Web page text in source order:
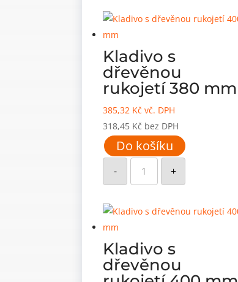
množství
Kladivo s
dřevěnou
rukojetí 380 mm
385,32 Kč vč. DPH
318,45 Kč bez DPH
Do košíku
-
Kladivo
dřevěnou
rukojetí
množství
+
Kladivo s
dřevěnou